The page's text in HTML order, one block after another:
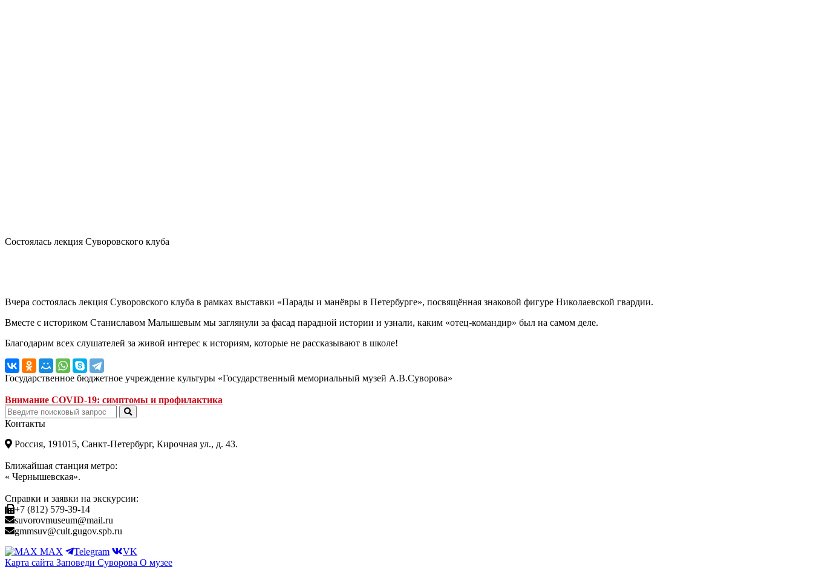
Состоялась лекция Суворовского клуба
Вчера состоялась лекция Суворовского клуба в рамках выставки «Парады и манёвры в Петербурге», посвящённая знаковой фигуре Николаевской гвардии.
Вместе с историком Станиславом Малышевым мы заглянули за фасад парадной истории и узнали, каким «отец-командир» был на самом деле.
Благодарим всех слушателей за живой интерес к историям, которые не рассказывают в школе!
Государственное бюджетное учреждение культуры «Государственный мемориальный музей А.В.Суворова»
Внимание COVID-19: симптомы и профилактика
Контакты
Россия, 191015, Санкт-Петербург, Кирочная ул., д. 43.
Ближайшая станция метро:
« Чернышевская».
Справки и заявки на экскурсии:
+7 (812) 579-39-14
suvorovmuseum@mail.ru
gmmsuv@cult.gugov.spb.ru
MAX
Telegram
VK
Карта сайта Заповеди Cуворова О музее